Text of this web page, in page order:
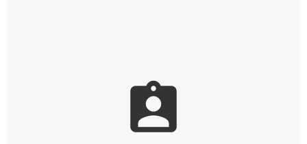
assignment_ind